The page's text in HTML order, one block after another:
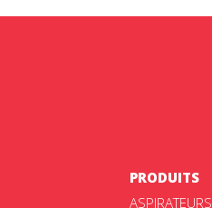
PRODUITS
ASPIRATEURS